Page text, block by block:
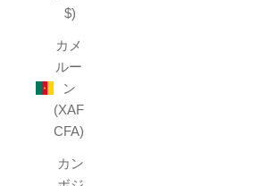
$)
カメ
ルー
ン
(XAF
CFA)
カン